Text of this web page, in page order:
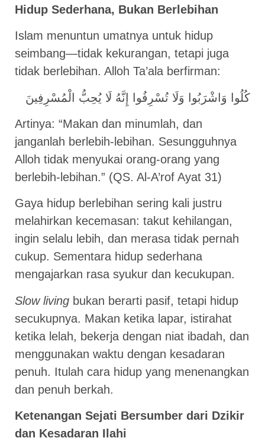
Hidup Sederhana, Bukan Berlebihan
Islam menuntun umatnya untuk hidup
seimbang—tidak kekurangan, tetapi juga
tidak berlebihan. Alloh Ta’ala berfirman:
كُلُوا وَاشْرَبُوا وَلَا تُسْرِفُوا إِنَّهُ لَا يُحِبُّ الْمُسْرِفِينَ
Artinya: “Makan dan minumlah, dan
janganlah berlebih-lebihan. Sesungguhnya
Alloh tidak menyukai orang-orang yang
berlebih-lebihan.” (QS. Al-A’rof Ayat 31)
Gaya hidup berlebihan sering kali justru
melahirkan kecemasan: takut kehilangan,
ingin selalu lebih, dan merasa tidak pernah
cukup. Sementara hidup sederhana
mengajarkan rasa syukur dan kecukupan.
Slow living bukan berarti pasif, tetapi hidup
secukupnya. Makan ketika lapar, istirahat
ketika lelah, bekerja dengan niat ibadah, dan
menggunakan waktu dengan kesadaran
penuh. Itulah cara hidup yang menenangkan
dan penuh berkah.
Ketenangan Sejati Bersumber dari Dzikir
dan Kesadaran Ilahi